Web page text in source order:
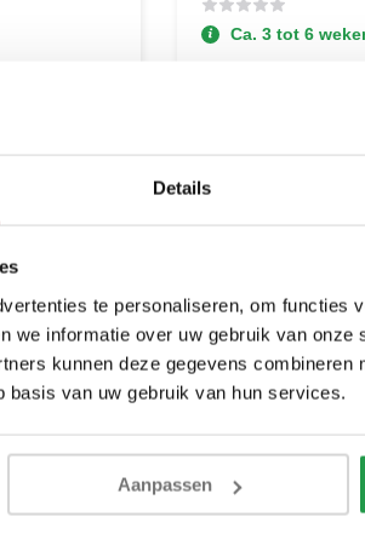
Details
te personaliseren, om functies
we informatie over uw gebruik van
kunnen deze gegevens combineren
van uw gebruik van hun services.
Aanpassen
Ca. 3 tot 6